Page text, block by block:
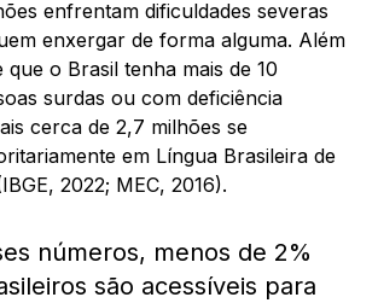
enfrentam dificuldades severas
enxergar de forma alguma. Além
que o Brasil tenha mais de 10
surdas ou com deficiência
cerca de 2,7 milhões se
em Língua Brasileira de
2022; MEC, 2016).
números, menos de 2%
são acessíveis para